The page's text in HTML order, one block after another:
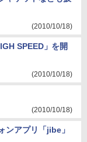
(2010/10/18)
SPEED」を開
(2010/10/18)
(2010/10/18)
ンアプリ「jibe」